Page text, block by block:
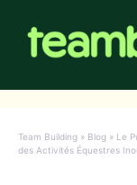
contenu
Team Building » Blog » Le
des Activités Équestres